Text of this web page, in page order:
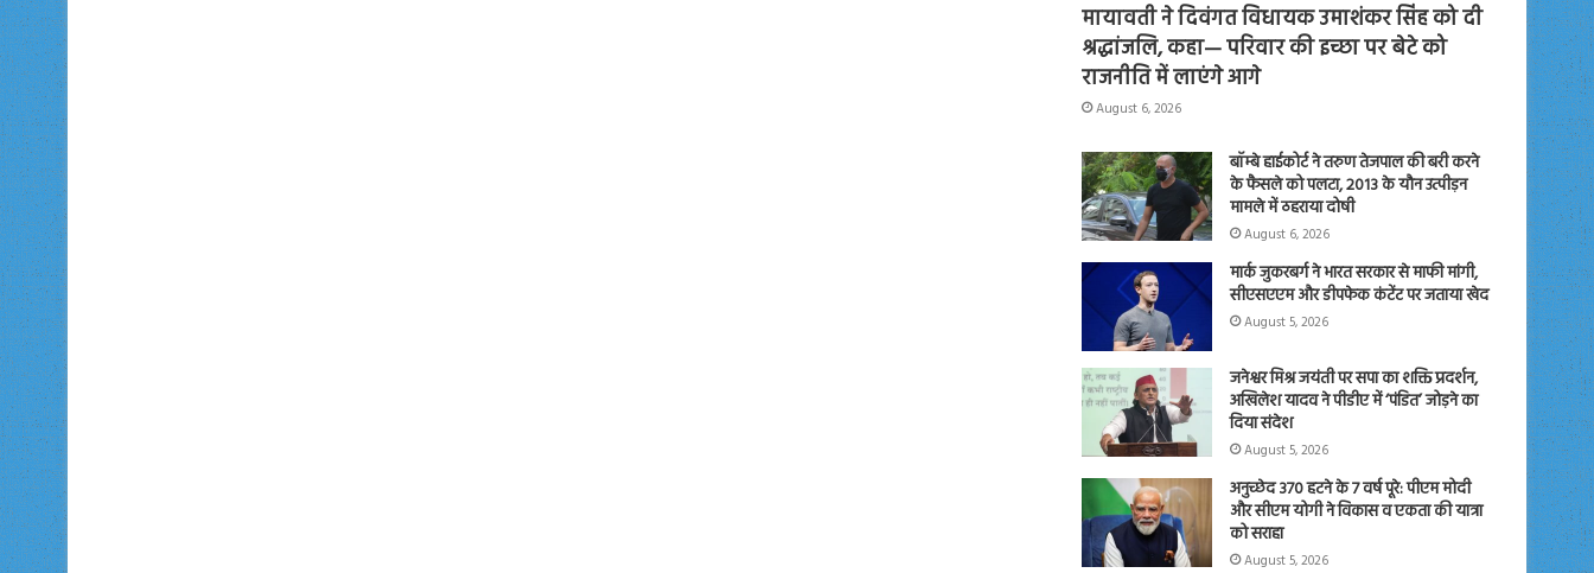
मायावती ने दिवंगत विधायक उमाशंकर सिंह को दी
श्रद्धांजलि, कहा— परिवार की इच्छा पर बेटे को
राजनीति में लाएंगे आगे
August 6, 2026
बॉम्बे हाईकोर्ट ने तरुण तेजपाल की बरी करने
के फैसले को पलटा, 2013 के यौन उत्पीड़न
मामले में ठहराया दोषी
August 6, 2026
मार्क जुकरबर्ग ने भारत सरकार से माफी मांगी,
सीएसएएम और डीपफेक कंटेंट पर जताया खेद
August 5, 2026
जनेश्वर मिश्र जयंती पर सपा का शक्ति प्रदर्शन,
अखिलेश यादव ने पीडीए में ‘पंडित’ जोड़ने का
दिया संदेश
August 5, 2026
अनुच्छेद 370 हटने के 7 वर्ष पूरे: पीएम मोदी
और सीएम योगी ने विकास व एकता की यात्रा
को सराहा
August 5, 2026